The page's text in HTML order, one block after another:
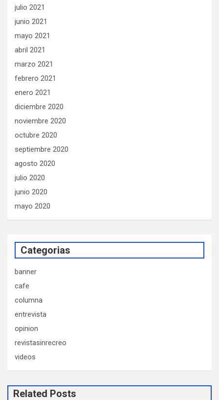
julio 2021
junio 2021
mayo 2021
abril 2021
marzo 2021
febrero 2021
enero 2021
diciembre 2020
noviembre 2020
octubre 2020
septiembre 2020
agosto 2020
julio 2020
junio 2020
mayo 2020
Categorias
banner
cafe
columna
entrevista
opinion
revistasinrecreo
videos
Related Posts